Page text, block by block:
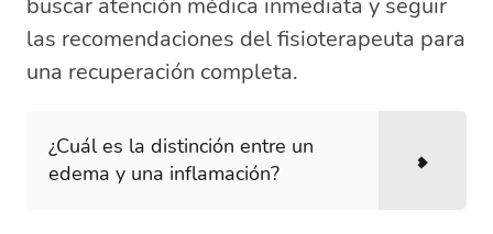
buscar atención médica inmediata y seguir
las recomendaciones del fisioterapeuta para
una recuperación completa.
¿Cuál es la distinción entre un
edema y una inflamación?